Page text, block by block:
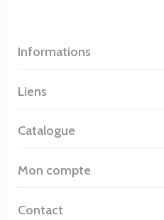
Informations
Liens
Catalogue
Mon compte
Contact